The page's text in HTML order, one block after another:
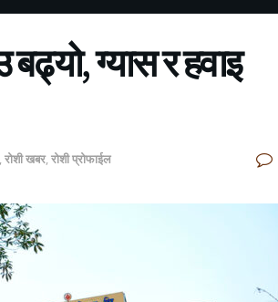
ग्यास र हवाइ
,रोशी खबर,रोशी प्रोफाईल